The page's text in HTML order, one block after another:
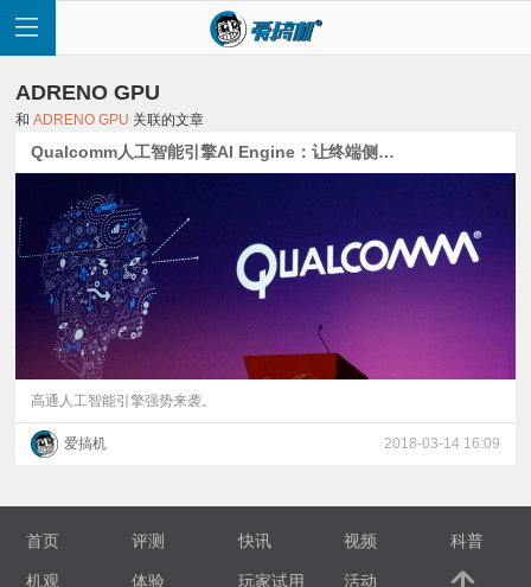
首
讯
评
测
视
ADRENO GPU
和ADRENO GPU 关联的文章
Qualcomm人工智能引擎AI Engine：让终端侧的AI无处不在
高通人工智能引擎强势来袭。
爱搞机 2018-03-14 16:09
首页 评测 快讯 视频 科普
机观 体验 玩家试用 活动